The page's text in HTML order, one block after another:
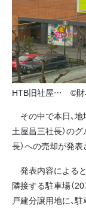
HTB旧社屋… ©財
その中で本日、地
土屋昌三社長）のグ
長）への売却が発表
発表内容によると
隣接する駐車場（
戸建分譲用地に、